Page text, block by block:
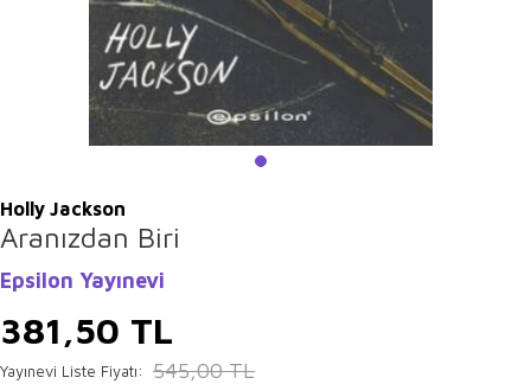
Holly Jackson
Aranızdan Biri
Epsilon Yayınevi
381,50 TL
Yayınevi Liste Fiyatı: 545,00TL